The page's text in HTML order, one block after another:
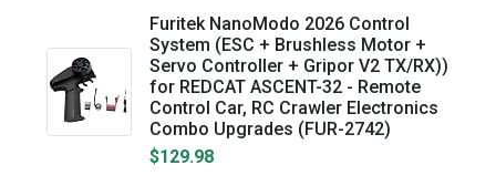
Furitek NanoModo 2026 Control
System (ESC + Brushless Motor +
Servo Controller + Gripor V2 TX/RX))
for REDCAT ASCENT-32 - Remote
Control Car, RC Crawler Electronics
Combo Upgrades (FUR-2742)
$129.98